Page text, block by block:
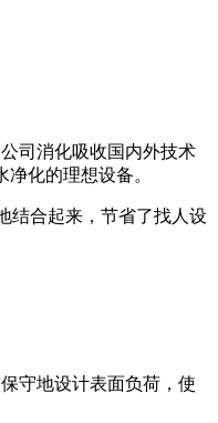
司消化吸收国内外技术
化的理想设备。
结合起来，节省了找人设
守地设计表面负荷，使